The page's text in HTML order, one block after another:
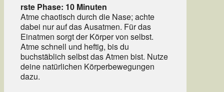
rste Phase: 10 Minuten
Atme chaotisch durch die Nase; achte
dabei nur auf das Ausatmen. Für das
Einatmen sorgt der Körper von selbst.
Atme schnell und heftig, bis du
buchstäblich selbst das Atmen bist. Nutze
deine natürlichen Körperbewegungen
dazu.